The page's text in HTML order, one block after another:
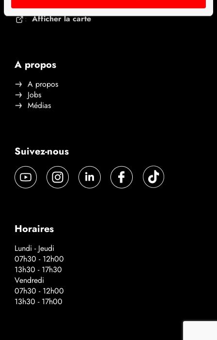
: Afficher la carte
A propos
A propos
Jobs
Médias
Suivez-nous
Horaires
Lundi - Jeudi
07h30 - 12h00
13h30 - 17h30
Vendredi
07h30 - 12h00
13h30 - 17h00